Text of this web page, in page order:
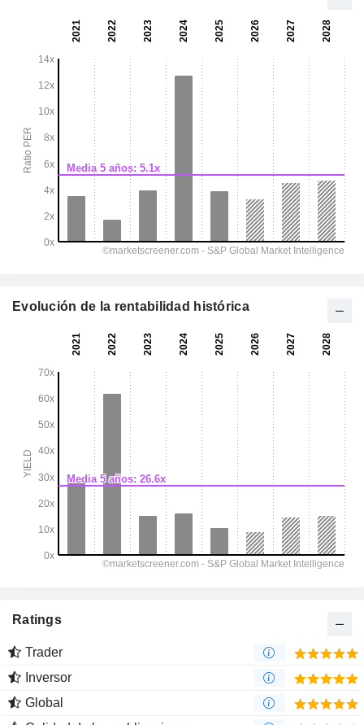
Evolución de la rentabilidad histórica
Ratings
Trader
Inversor
Global